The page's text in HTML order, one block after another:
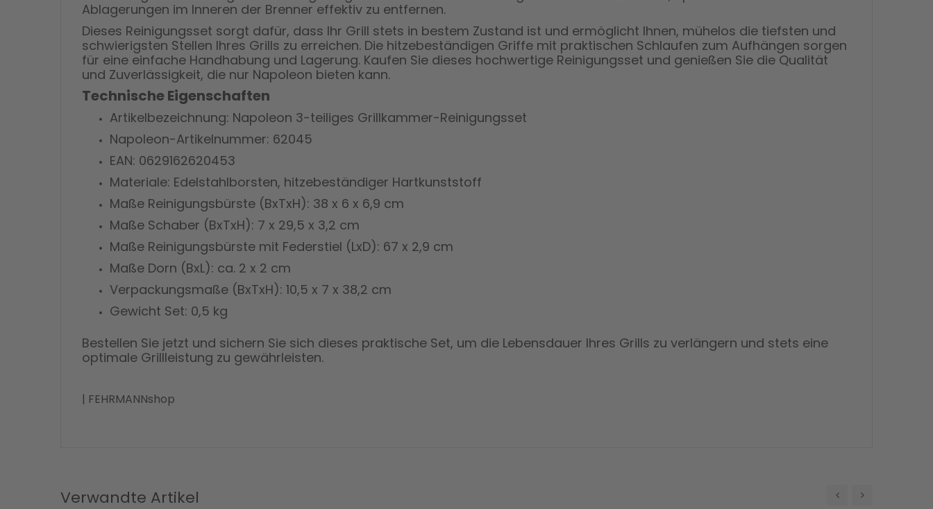
Ablagerungen im Inneren der Brenner effektiv zu entfernen.
Dieses Reinigungsset sorgt dafür, dass Ihr Grill stets in bestem Zustand ist und ermöglicht Ihnen, mühelos die tiefsten und
schwierigsten Stellen Ihres Grills zu erreichen. Die hitzebeständigen Griffe mit praktischen Schlaufen zum Aufhängen sorgen
für eine einfache Handhabung und Lagerung. Kaufen Sie dieses hochwertige Reinigungsset und genießen Sie die Qualität
und Zuverlässigkeit, die nur Napoleon bieten kann.
Technische Eigenschaften
Artikelbezeichnung: Napoleon 3-teiliges Grillkammer-Reinigungsset
Napoleon-Artikelnummer: 62045
EAN: 0629162620453
Materiale: Edelstahlborsten, hitzebeständiger Hartkunststoff
Maße Reinigungsbürste (BxTxH): 38 x 6 x 6,9 cm
Maße Schaber (BxTxH): 7 x 29,5 x 3,2 cm
Maße Reinigungsbürste mit Federstiel (LxD): 67 x 2,9 cm
Maße Dorn (BxL): ca. 2 x 2 cm
Verpackungsmaße (BxTxH): 10,5 x 7 x 38,2 cm
Gewicht Set: 0,5 kg
Bestellen Sie jetzt und sichern Sie sich dieses praktische Set, um die Lebensdauer Ihres Grills zu verlängern und stets eine
optimale Grillleistung zu gewährleisten.
| FEHRMANNshop
Verwandte Artikel